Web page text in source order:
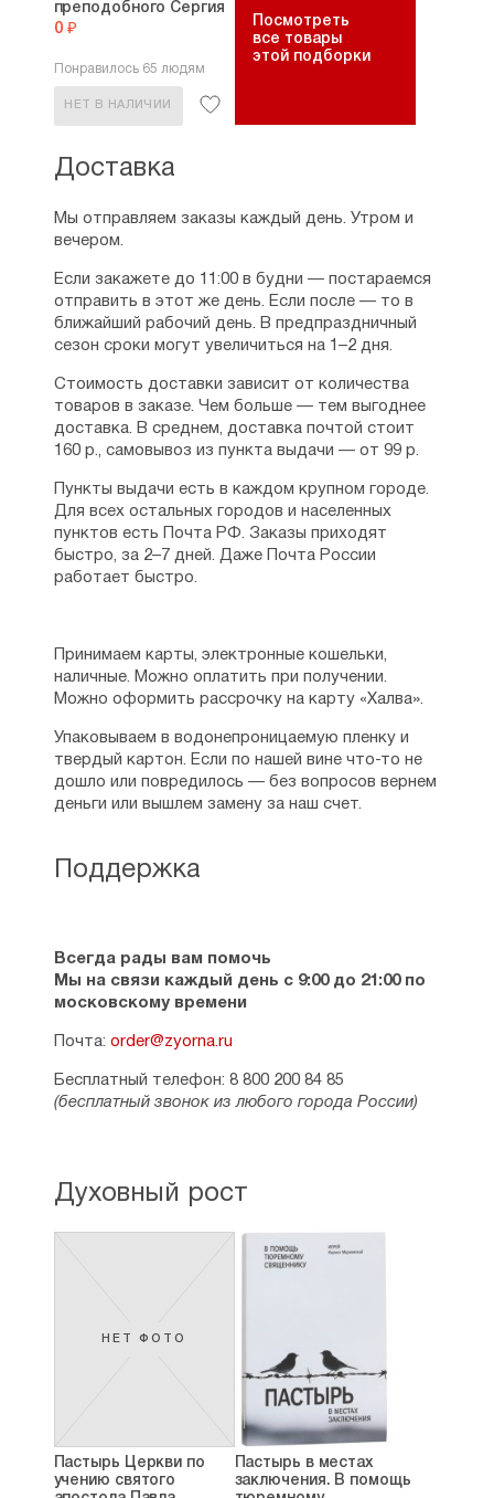
преподобного Сергия
0 ₽
Понравилось 65 людям
НЕТ В НАЛИЧИИ
Посмотреть
все товары
этой подборки
Поддержка
Всегда рады вам помочь
Мы на связи каждый день с 9:00 до 21:00 по
московскому времени
Почта: order@zyorna.ru
Бесплатный телефон: 8 800 200 84 85
(бесплатный звонок из любого города России)
Доставка
Мы отправляем заказы каждый день. Утром и
вечером.
Если закажете до 11:00 в будни — постараемся
отправить в этот же день. Если после — то в
ближайший рабочий день. В предпраздничный
сезон сроки могут увеличиться на 1–2 дня.
Стоимость доставки зависит от количества
товаров в заказе. Чем больше — тем выгоднее
доставка. В среднем, доставка почтой стоит
160 р., самовывоз из пункта выдачи — от 99 р.
Пункты выдачи есть в каждом крупном городе.
Для всех остальных городов и населенных
пунктов есть Почта РФ. Заказы приходят
быстро, за 2–7 дней. Даже Почта России
работает быстро.
Принимаем карты, электронные кошельки,
наличные. Можно оплатить при получении.
Можно оформить рассрочку на карту «Халва».
Упаковываем в водонепроницаемую пленку и
твердый картон. Если по нашей вине что-то не
дошло или повредилось — без вопросов вернем
деньги или вышлем замену за наш счет.
Духовный рост
НЕТ ФОТО
Пастырь Церкви по
учению святого
Пастырь в местах
заключения. В помощь